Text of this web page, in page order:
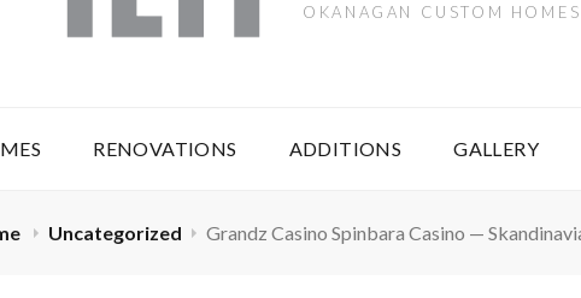
OKANAGAN CUSTOM HOMES
RENOVATIONS ADDITIONS GALLERY
Uncategorized Grandz Casino Spinbara Casino —